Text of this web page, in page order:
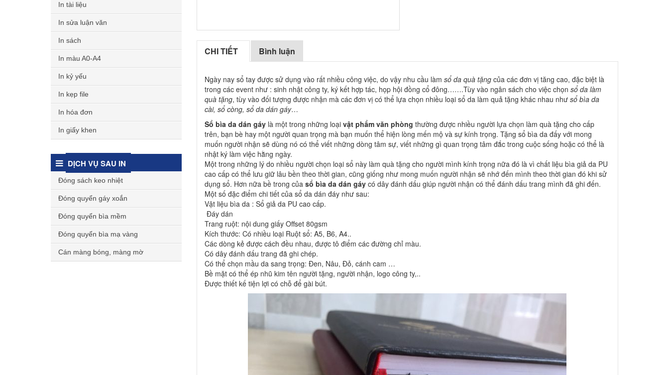
In tài liệu
In sửa luận văn
In sách
In màu A0-A4
In kỷ yếu
In kẹp file
In hóa đơn
In giấy khen
DỊCH VỤ SAU IN
Đóng sách keo nhiệt
Đóng quyển gáy xoắn
Đóng quyển bìa mềm
Đóng quyển bìa mạ vàng
Cán màng bóng, màng mờ
CHI TIẾT Bình luận
Ngày nay sổ tay được sử dụng vào rất nhiều công việc, do vậy nhu cầu làm sổ da quà tặngcủa các đơn vị tăng cao, đặc biệt là
trong các event như : sinh nhật công ty, ký kết hợp tác, họp hội đồng cổ đông…….Tùy vào ngân sách cho việc chọn sổ da làm
quà tặng, tùy vào đối tượng được nhận mà các đơn vị có thể lựa chọn nhiều loại sổ da làm quả tặng khác nhau như sổ bìa da
cài, sổ còng, sổ da dán gáy…
Sổ bìa da dán gáylà một trong những loại vật phẩm văn phòng thường được nhiều người lựa chọn làm quà tặng cho cấp
trên, bạn bè hay một người quan trọng mà bạn muốn thể hiện lòng mến mộ và sự kính trọng. Tặng sổ bìa da đấy với mong
muốn người nhận sẽ dùng nó có thể viết những dòng tâm sự, viết những gì quan trọng tâm đắc trong cuộc sống hoặc có thể là
nhật ký làm việc hằng ngày.
Một trong những lý do nhiều người chọn loại sổ này làm quà tặng cho người mình kính trọng nữa đó là vì chất liệu bìa giả da PU
cao cấp có thể lưu giữ lâu bền theo thời gian, cũng giống như mong muốn người nhận sẽ nhớ đến mình theo thời gian đó khi sử
dụng sổ. Hơn nữa bề trong của sổ bìa da dán gáycó dây đánh dấu giúp người nhận có thể đánh dấu trang mình đã ghi đến.
Một số đặc điểm chi tiết của sổ da dán đáy như sau:
Vật liệu bìa da : Sổ giả da PU cao cấp.
Đáy dán
Trang ruột: nội dung giấy Offset 80gsm
Kích thước: Có nhiều loại Ruột sổ: A5, B6, A4..
Các dòng kẻ được cách đều nhau, được tô điểm các đường chỉ màu.
Có dây đánh dấu trang đã ghi chép.
Có thể chọn mầu da sang trọng: Đen, Nâu, Đỏ, cánh cam …
Bề mặt có thể ép nhũ kim tên người tặng, người nhận, logo công ty,..
Được thiết kế tiện lợi có chỗ để gài bút.